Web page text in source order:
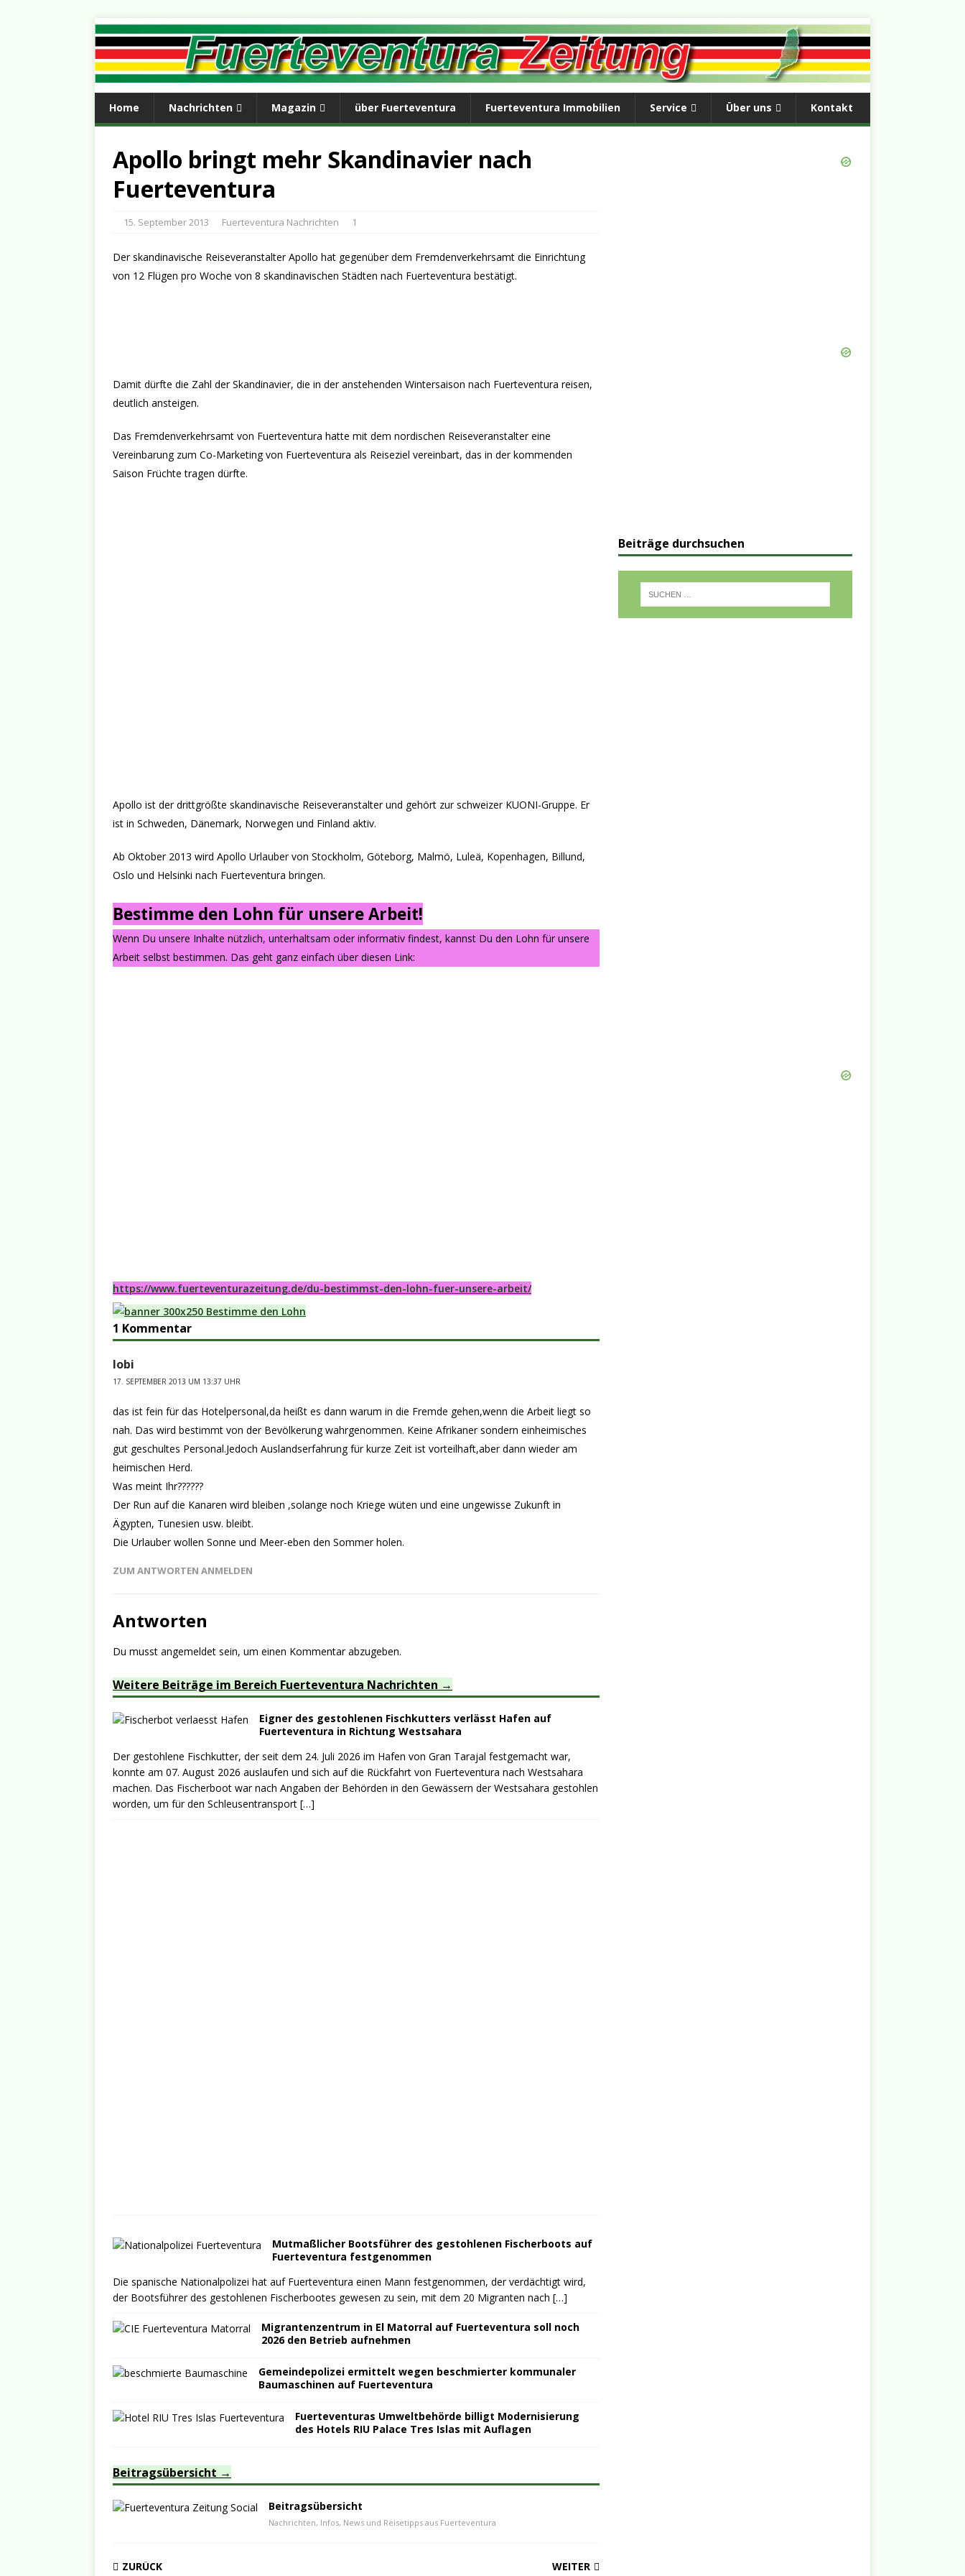
Home Nachrichten Magazin über Fuerteventura Fuerteventura Immobilien Service Über uns Kontakt
Apollo bringt mehr Skandinavier nach
Fuerteventura
15. September 2013 Fuerteventura Nachrichten 1
Der skandinavische Reiseveranstalter Apollo hat gegenüber dem Fremdenverkehrsamt die Einrichtung
von 12 Flügen pro Woche von 8 skandinavischen Städten nach Fuerteventura bestätigt.
Damit dürfte die Zahl der Skandinavier, die in der anstehenden Wintersaison nach Fuerteventura reisen,
deutlich ansteigen.
Das Fremdenverkehrsamt von Fuerteventura hatte mit dem nordischen Reiseveranstalter eine
Vereinbarung zum Co-Marketing von Fuerteventura als Reiseziel vereinbart, das in der kommenden
Saison Früchte tragen dürfte.
Apollo ist der drittgrößte skandinavische Reiseveranstalter und gehört zur schweizer KUONI-Gruppe. Er
ist in Schweden, Dänemark, Norwegen und Finland aktiv.
Ab Oktober 2013 wird Apollo Urlauber von Stockholm, Göteborg, Malmö, Luleä, Kopenhagen, Billund,
Oslo und Helsinki nach Fuerteventura bringen.
Bestimme den Lohn für unsere Arbeit!
Wenn Du unsere Inhalte nützlich, unterhaltsam oder informativ findest, kannst Du den Lohn für unsere
Arbeit selbst bestimmen. Das geht ganz einfach über diesen Link:
https://www.fuerteventurazeitung.de/du-bestimmst-den-lohn-fuer-unsere-arbeit/
1 Kommentar
lobi
17. SEPTEMBER 2013 UM 13:37 UHR
das ist fein für das Hotelpersonal,da heißt es dann warum in die Fremde gehen,wenn die Arbeit liegt so
nah. Das wird bestimmt von der Bevölkerung wahrgenommen. Keine Afrikaner sondern einheimisches
gut geschultes Personal.Jedoch Auslandserfahrung für kurze Zeit ist vorteilhaft,aber dann wieder am
heimischen Herd.
Was meint Ihr??????
Der Run auf die Kanaren wird bleiben ,solange noch Kriege wüten und eine ungewisse Zukunft in
Ägypten, Tunesien usw. bleibt.
Die Urlauber wollen Sonne und Meer-eben den Sommer holen.
ZUM ANTWORTEN ANMELDEN
Antworten
Du musst angemeldet sein, um einen Kommentar abzugeben.
Weitere Beiträge im Bereich Fuerteventura Nachrichten
Eigner des gestohlenen Fischkutters verlässt Hafen auf
Fuerteventura in Richtung Westsahara
Der gestohlene Fischkutter, der seit dem 24. Juli 2026 im Hafen von Gran Tarajal festgemacht war,
konnte am 07. August 2026 auslaufen und sich auf die Rückfahrt von Fuerteventura nach Westsahara
machen. Das Fischerboot war nach Angaben der Behörden in den Gewässern der Westsahara gestohlen
worden, um für den Schleusentransport […]
Mutmaßlicher Bootsführer des gestohlenen Fischerboots auf
Fuerteventura festgenommen
Die spanische Nationalpolizei hat auf Fuerteventura einen Mann festgenommen, der verdächtigt wird,
der Bootsführer des gestohlenen Fischerbootes gewesen zu sein, mit dem 20 Migranten nach […]
Migrantenzentrum in El Matorral auf Fuerteventura soll noch
2026 den Betrieb aufnehmen
Gemeindepolizei ermittelt wegen beschmierter kommunaler
Baumaschinen auf Fuerteventura
Fuerteventuras Umweltbehörde billigt Modernisierung
des Hotels RIU Palace Tres Islas mit Auflagen
Beitragsübersicht
Beitragsübersicht
Nachrichten, Infos, News und Reisetipps aus Fuerteventura
ZURÜCK WEITER
Beiträge durchsuchen